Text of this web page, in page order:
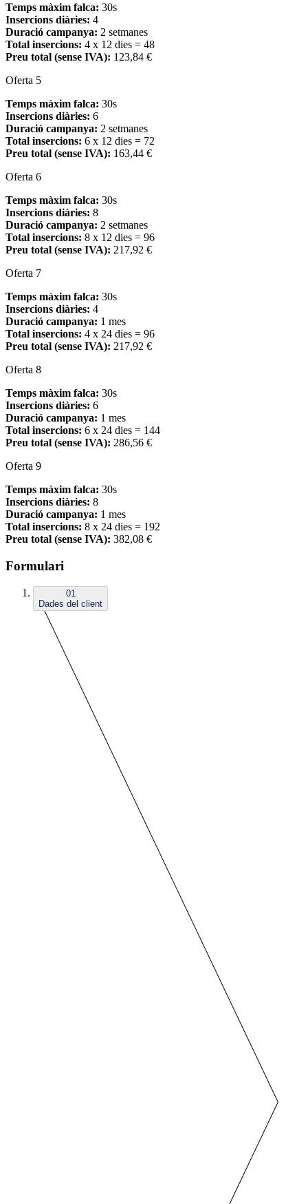
Temps màxim falca: 30s
Insercions diàries: 4
Duració campanya: 2 setmanes
Total insercions: 4 x 12 dies = 48
Preu total (sense IVA): 123,84 €
Oferta 5
Temps màxim falca: 30s
Insercions diàries: 6
Duració campanya: 2 setmanes
Total insercions: 6 x 12 dies = 72
Preu total (sense IVA): 163,44 €
Oferta 6
Temps màxim falca: 30s
Insercions diàries: 8
Duració campanya: 2 setmanes
Total insercions: 8 x 12 dies = 96
Preu total (sense IVA): 217,92 €
Oferta 7
Temps màxim falca: 30s
Insercions diàries: 4
Duració campanya: 1 mes
Total insercions: 4 x 24 dies = 96
Preu total (sense IVA): 217,92 €
Oferta 8
Temps màxim falca: 30s
Insercions diàries: 6
Duració campanya: 1 mes
Total insercions: 6 x 24 dies = 144
Preu total (sense IVA): 286,56 €
Oferta 9
Temps màxim falca: 30s
Insercions diàries: 8
Duració campanya: 1 mes
Total insercions: 8 x 24 dies = 192
Preu total (sense IVA): 382,08 €
Formulari
01
Dades del client